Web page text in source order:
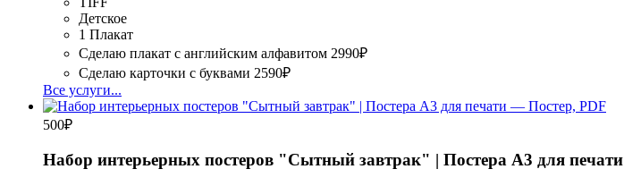
Детское
1 Плакат
Сделаю плакат с английским алфавитом 2990₽
Сделаю карточки с буквами 2590₽
Все услуги...
500₽
Набор интерьерных постеров "Сытный завтрак" | Постера А3 для печати